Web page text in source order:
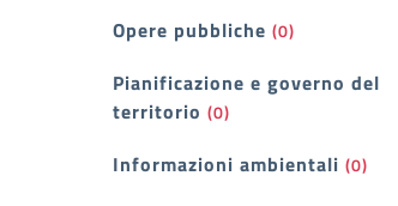
Opere pubbliche (0)
Pianificazione e governo del
territorio (0)
Informazioni ambientali (0)